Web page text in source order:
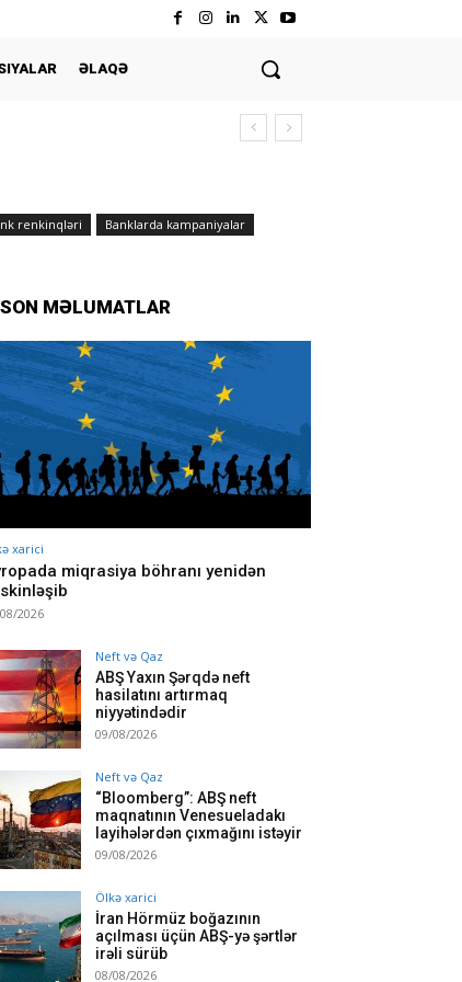
ƏLAQƏ
renkinqləri Banklarda kampaniyalar
SON MƏLUMATLAR
xarici
miqrasiya böhranı yenidən
2026
Neft və Qaz
ABŞ Yaxın Şərqdə neft
hasilatını artırmaq
niyyətindədir
09/08/2026
Neft və Qaz
“Bloomberg”: ABŞ neft
maqnatının Venesueladakı
layihələrdən çıxmağını istəyir
09/08/2026
Ölkə xarici
İran Hörmüz boğazının
açılması üçün ABŞ-yə şərtlər
irəli sürüb
08/08/2026